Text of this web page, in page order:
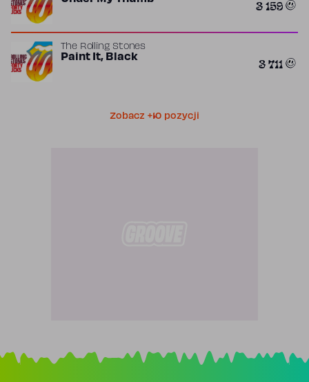
3 159
The Rolling Stones
Paint It, Black 3 711
Zobacz +10 pozycji